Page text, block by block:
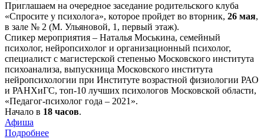
Приглашаем на очередное заседание родительского клуба
«Спросите у психолога», которое пройдет во вторник, 26 мая,
в зале № 2 (М. Ульяновой, 1, первый этаж).
Спикер мероприятия – Наталья Моськина, семейный
психолог, нейропсихолог и организационный психолог,
специалист с магистерской степенью Московского института
психоанализа, выпускница Московского института
нейропсихологии при Институте возрастной физиологии РАО
и РАНХиГС, топ-10 лучших психологов Московской области,
«Педагог-психолог года – 2021».
Начало в 18 часов.
Афиша
Подробнее